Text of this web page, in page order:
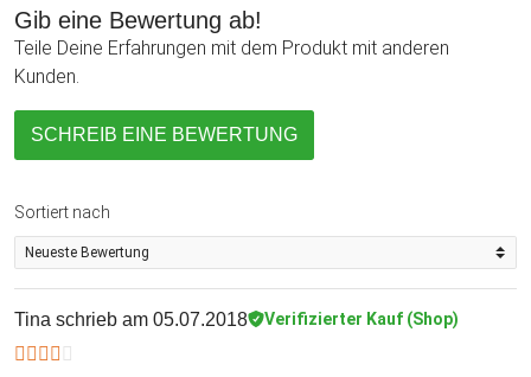
Gib eine Bewertung ab!
Teile Deine Erfahrungen mit dem Produkt mit anderen
Kunden.
SCHREIB EINE BEWERTUNG
Sortiert nach
Tina schrieb am 05.07.2018 Verifizierter Kauf (Shop)